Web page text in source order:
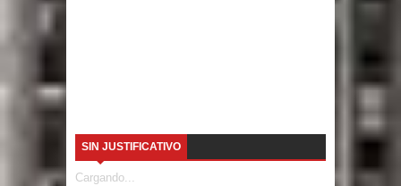
SIN JUSTIFICATIVO
Cargando...